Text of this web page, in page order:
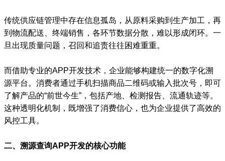
传统供应链管理中存在信息孤岛，从原料采购到生产加工，再
到物流配送、终端销售，各环节数据分散，难以形成闭环。一
旦出现质量问题，召回和追责往往困难重重。
而借助专业的APP开发技术，企业能够构建统一的数字化溯
源平台。消费者通过手机扫描商品二维码或输入批次号，即可
了解产品的“前世今生”，包括产地、检测报告、流通轨迹等。
这种透明化机制，既增强了消费信心，也为企业提供了高效的
风控工具。
二、溯源查询APP开发的核心功能